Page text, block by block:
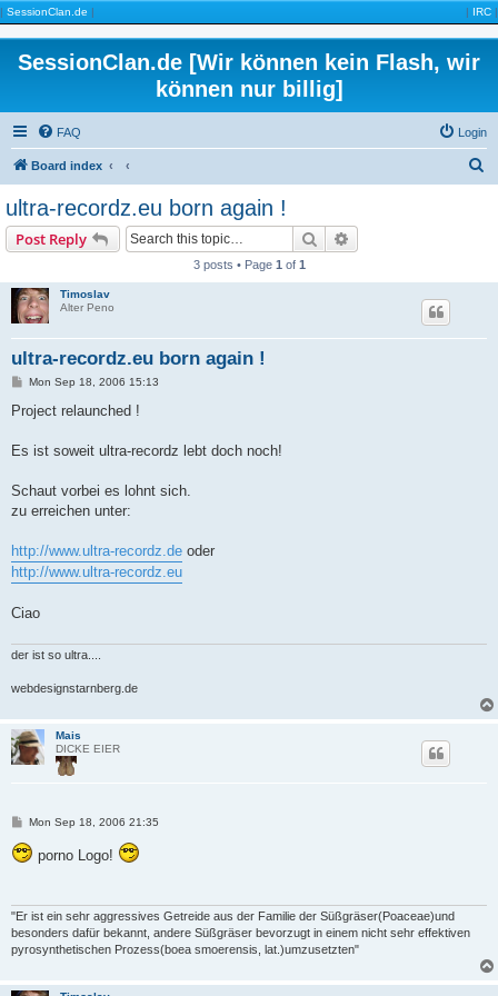
| SessionClan.de | | IRC |
SessionClan.de [Wir können kein Flash, wir
können nur billig]
FAQ Login
Board index
ultra-recordz.eu born again !
Post Reply Search
3 posts • Page 1 of 1
Timoslav
Alter Peno
ultra-recordz.eu born again !
P
s
Mon Sep 18, 2006 15:13
Project relaunched !
Es ist soweit ultra-recordz lebt doch noch!
Schaut vorbei es lohnt sich.
zu erreichen unter:
http://www.ultra-recordz.de oder
http://www.ultra-recordz.eu
Ciao
der ist so ultra....
webdesignstarnberg.de
Mais
DICKE EIER
P
s
t
Mon Sep 18, 2006 21:35
porno Logo!
"Er ist ein sehr aggressives Getreide aus der Familie der Süßgräser(Poaceae)und
besonders dafür bekannt, andere Süßgräser bevorzugt in einem nicht sehr effektiven
pyrosynthetischen Prozess(boea smoerensis, lat.)umzusetzten"